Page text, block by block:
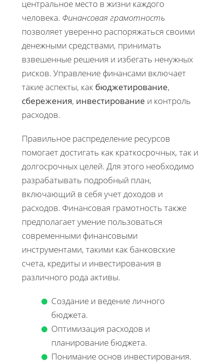
центральное место в жизни каждого
человека. Финансовая грамотность
позволяет уверенно распоряжаться своими
денежными средствами, принимать
взвешенные решения и избегать ненужных
рисков. Управление финансами включает
такие аспекты, как бюджетирование,
сбережения, инвестирование и контроль
расходов.
Правильное распределение ресурсов
помогает достигать как краткосрочных, так и
долгосрочных целей. Для этого необходимо
разрабатывать подробный план,
включающий в себя учет доходов и
расходов. Финансовая грамотность также
предполагает умение пользоваться
современными финансовыми
инструментами, такими как банковские
счета, кредиты и инвестирования в
различного рода активы.
Создание и ведение личного
бюджета.
Оптимизация расходов и
планирование бюджета.
Понимание основ инвестирования.